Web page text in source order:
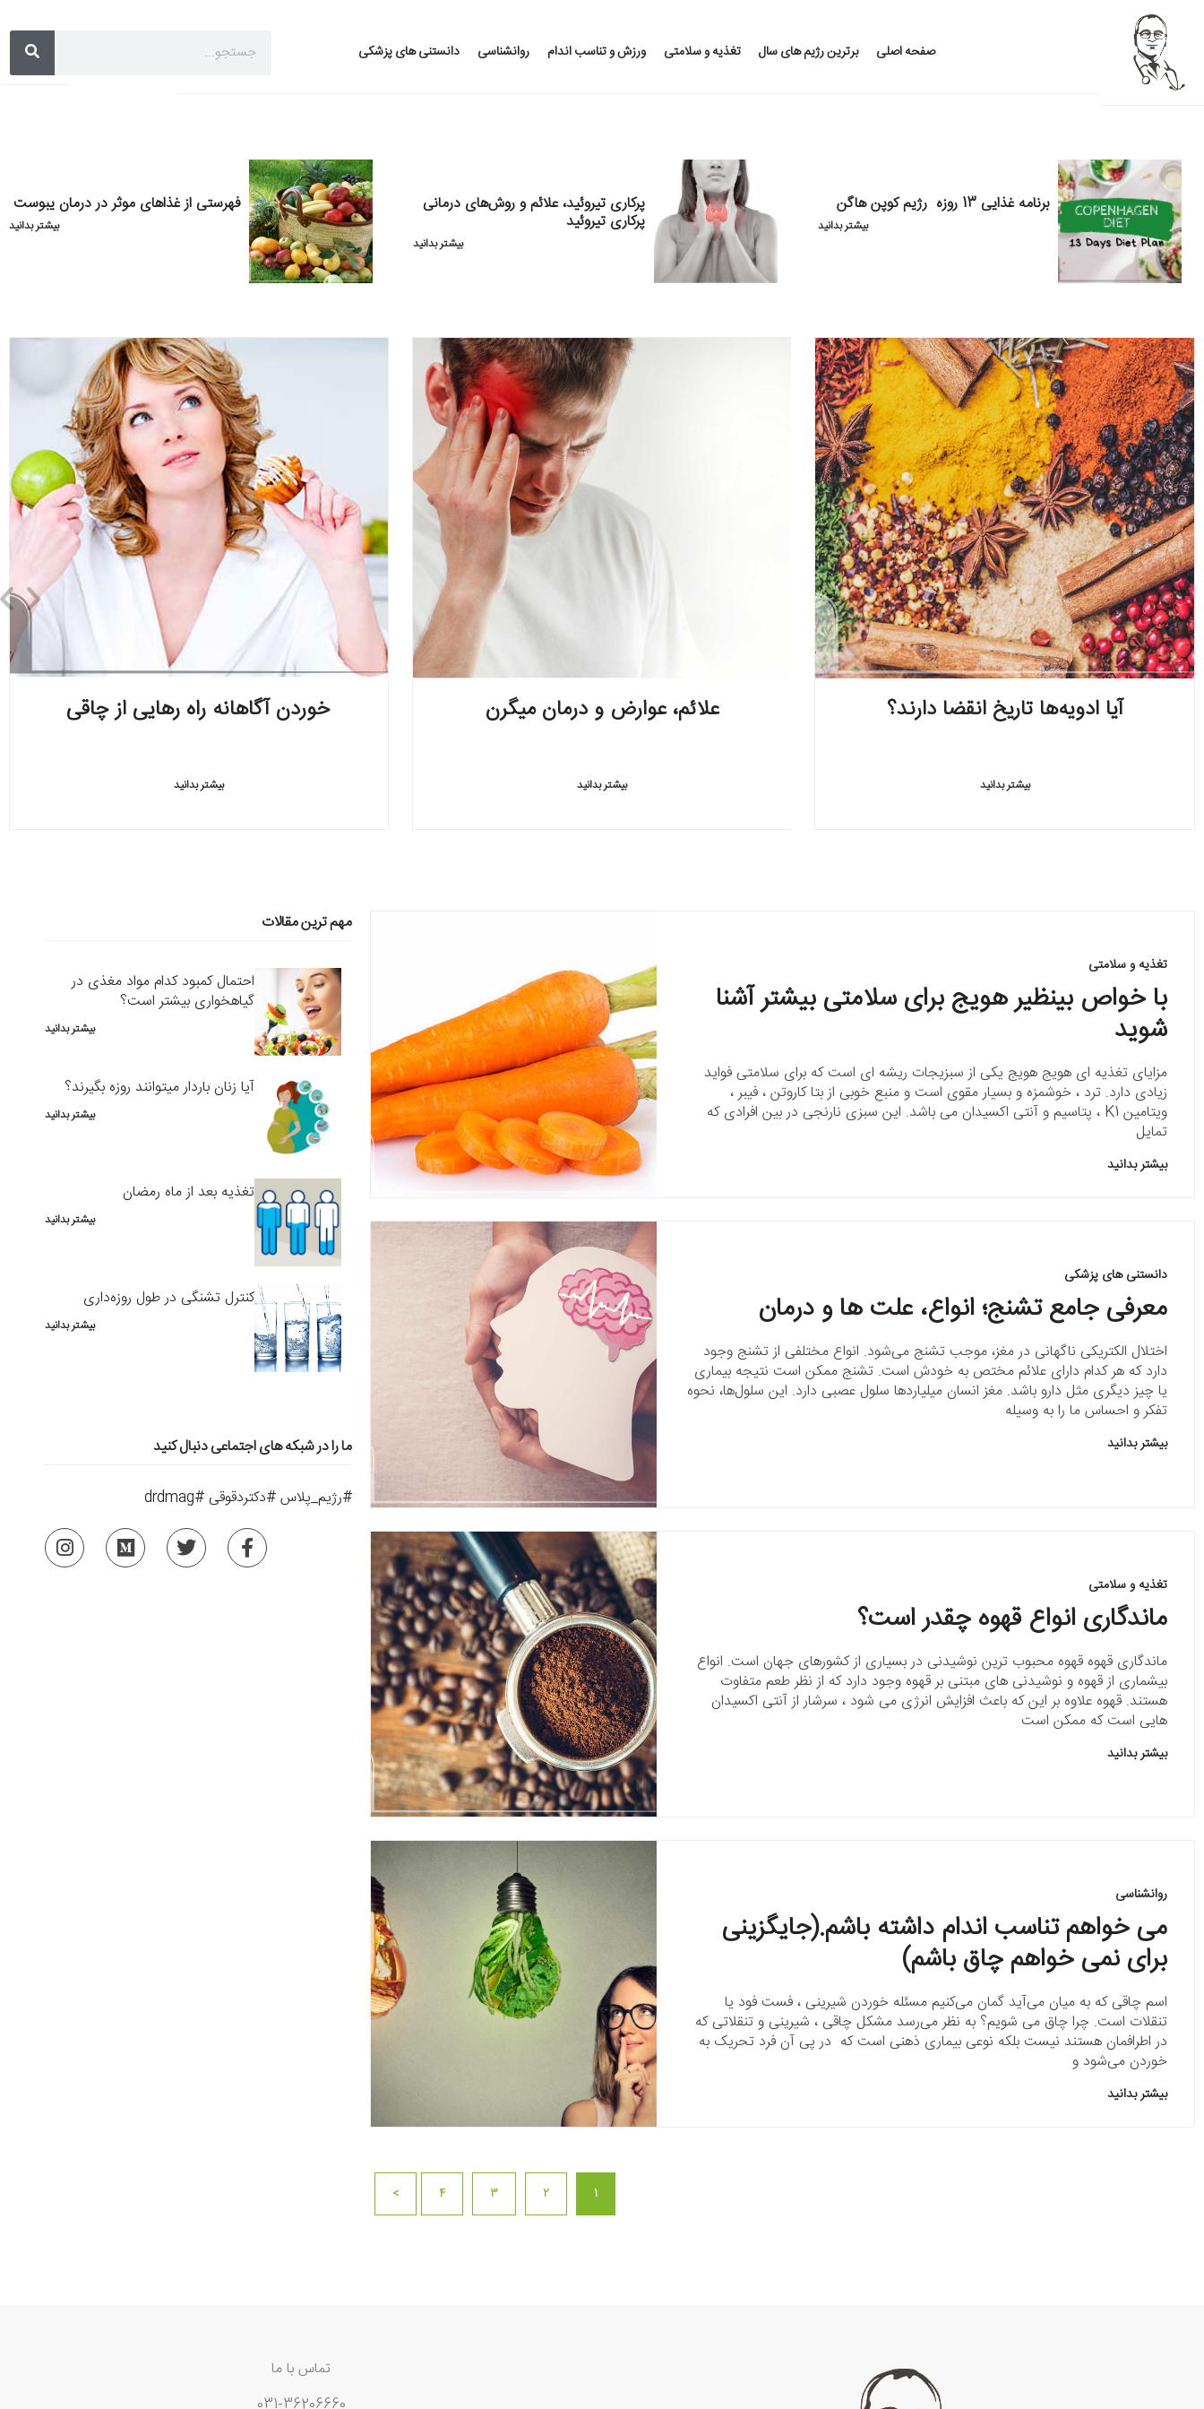
صفحه اصلی برترین رژیم های سال تغذیه و سلامتی ورزش و تناسب اندام روانشناسی دانستنی های پزشکی
برنامه غذایی 13 روزه رژیم کوپن هاگن
بیشتر بدانید
پرکاری تیروئید، علائم و روش‌های درمانی
پرکاری تیروئید
بیشتر بدانید
فهرستی از غذاهای موثر در درمان یبوست
بیشتر بدانید
آیا ادویه‌ها تاریخ انقضا دارند؟
بیشتر بدانید
علائم، عوارض و درمان میگرن
بیشتر بدانید
خوردن آگاهانه راه رهایی از چاقی
بیشتر بدانید
تغذیه و سلامتی
با خواص بینظیر هویج برای سلامتی بیشتر آشنا
شوید
مزایای تغذیه ای هویج هویج یکی از سبزیجات ریشه ای است که برای سلامتی فواید
زیادی دارد. ترد ، خوشمزه و بسیار مقوی است و منبع خوبی از بتا کاروتن ، فیبر ،
ویتامین K1 ، پتاسیم و آنتی اکسیدان می باشد. این سبزی نارنجی در بین افرادی که
تمایل
بیشتر بدانید
دانستنی های پزشکی
معرفی جامع تشنج؛ انواع، علت ها و درمان
اختلال الکتریکی ناگهانی در مغز، موجب تشنج می‌شود. انواع مختلفی از تشنج وجود
دارد که هر کدام دارای علائم مختص به خودش است. تشنج ممکن است نتیجه بیماری
یا چیز دیگری مثل دارو باشد. مغز انسان میلیاردها سلول عصبی دارد. این سلول‌ها، نحوه
تفکر و احساس ما را به وسیله
بیشتر بدانید
تغذیه و سلامتی
ماندگاری انواع قهوه چقدر است؟
ماندگاری قهوه قهوه محبوب ترین نوشیدنی در بسیاری از کشورهای جهان است. انواع
بیشماری از قهوه و نوشیدنی های مبتنی بر قهوه وجود دارد که از نظر طعم متفاوت
هستند. قهوه علاوه بر این که باعث افزایش انرژی می شود ، سرشار از آنتی اکسیدان
هایی است که ممکن است
بیشتر بدانید
روانشناسی
می خواهم تناسب اندام داشته باشم.(جایگزینی
برای نمی خواهم چاق باشم)
اسم چاقی كه به میان می‌آید گمان می‌کنیم مسئله خوردن شیرینی ، فست فود یا
تنقلات است. چرا چاق می شویم؟ به نظر می‌رسد مشکل چاقی ، شیرینی و تنقلاتی که
در اطرافمان هستند نیست بلکه نوعی بیماری ذهنی است که در پی آن فرد تحریک به
خوردن می‌شود و
بیشتر بدانید
1
2
3
4
>
مهم ترین مقالات
احتمال کمبود کدام مواد مغذی در
گیاهخواری بیشتر است؟
بیشتر بدانید
آیا زنان باردار میتوانند روزه بگیرند؟
بیشتر بدانید
تغذیه بعد از ماه رمضان
بیشتر بدانید
کنترل تشنگی در طول روزه‌داری
بیشتر بدانید
ما را در شبکه های اجتماعی دنبال کنید
#رژیم_پلاس #دکتردقوقی #drdmag
تماس با ما